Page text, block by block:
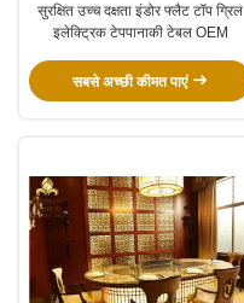
सुरक्षित उच्च दक्षता इंडोर फ्लैट टॉप ग्रिल
इलेक्ट्रिक टेपपानाकी टेबल OEM
सबसे अच्छी कीमत पाएं